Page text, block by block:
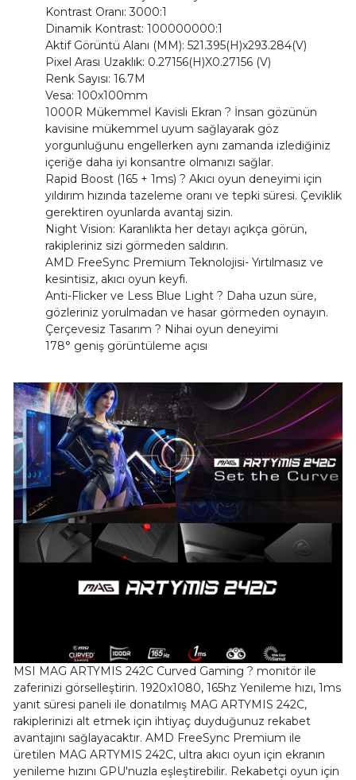
Kontrast Oranı: 3000:1
Dinamik Kontrast: 100000000:1
Aktif Görüntü Alanı (MM): 521.395(H)x293.284(V)
Pixel Arası Uzaklık: 0.27156(H)X0.27156 (V)
Renk Sayısı: 16.7M
Vesa: 100x100mm
1000R Mükemmel Kavisli Ekran ? İnsan gözünün
kavisine mükemmel uyum sağlayarak göz
yorgunluğunu engellerken aynı zamanda izlediğiniz
içeriğe daha iyi konsantre olmanızı sağlar.
Rapid Boost (165 + 1ms) ? Akıcı oyun deneyimi için
yıldırım hızında tazeleme oranı ve tepki süresi. Çeviklik
gerektiren oyunlarda avantaj sizin.
Night Vision: Karanlıkta her detayı açıkça görün,
rakipleriniz sizi görmeden saldırın.
AMD FreeSync Premium Teknolojisi- Yırtılmasız ve
kesintisiz, akıcı oyun keyfi.
Anti-Flicker ve Less Blue Light ? Daha uzun süre,
gözleriniz yorulmadan ve hasar görmeden oynayın.
Çerçevesiz Tasarım ? Nihai oyun deneyimi
178° geniş görüntüleme açısı
MSI MAG ARTYMIS 242C Curved Gaming ? monitör ile
zaferinizi görselleştirin. 1920x1080, 165hz Yenileme hızı, 1ms
yanıt süresi paneli ile donatılmış MAG ARTYMIS 242C,
rakiplerinizi alt etmek için ihtiyaç duyduğunuz rekabet
avantajını sağlayacaktır. AMD FreeSync Premium ile
üretilen MAG ARTYMIS 242C, ultra akıcı oyun için ekranın
yenileme hızını GPU'nuzla eşleştirebilir. Rekabetçi oyun için